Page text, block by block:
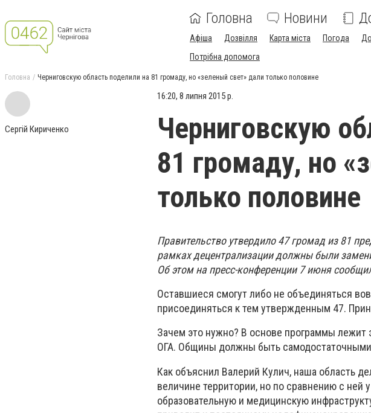
Головна Новини
Афіша Дозвілля Карта міста Погода
Потрібна допомога
Головна Черниговскую область поделили на 81 громаду, но «зеленый свет» дали только половине
Сергій Кириченко
16:20, 8 липня 2015 р.
Черниговскую
81 громаду, но
только половине
Правительство утвердило 47 громад из 81
рамках децентрализации должны были
Об этом на пресс-конференции 7 июня
Оставшиеся смогут либо не объединяться
присоединяться к тем утвержденным 47.
Зачем это нужно? В основе программы лежит
ОГА. Общины должны быть
Как объяснил Валерий Кулич, наша область
величине территории, но по сравнению с ней
образовательную и медицинскую